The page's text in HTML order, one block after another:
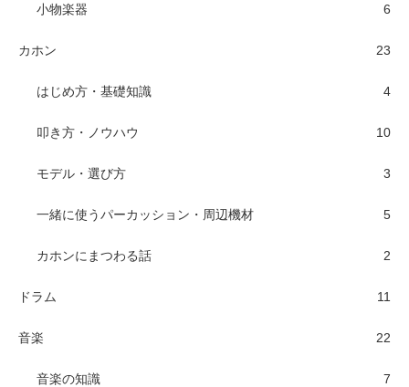
小物楽器 6
カホン 23
はじめ方・基礎知識 4
叩き方・ノウハウ 10
モデル・選び方 3
一緒に使うパーカッション・周辺機材 5
カホンにまつわる話 2
ドラム 11
音楽 22
音楽の知識 7